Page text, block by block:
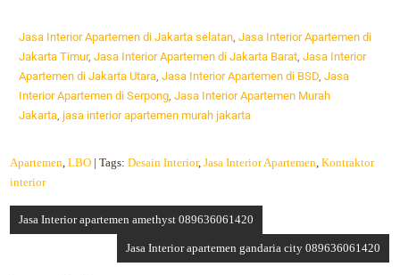
Jasa Interior Apartemen di Jakarta selatan,Jasa Interior Apartemen di
Jakarta Timur,Jasa Interior Apartemen di Jakarta Barat,Jasa Interior
Apartemen di Jakarta Utara,Jasa Interior Apartemen di BSD,Jasa
Interior Apartemen di Serpong, Jasa Interior Apartemen Murah
Jakarta, jasa interior apartemen murah jakarta
Apartemen,LBO | Tags:Desain Interior,Jasa Interior Apartemen,Kontraktor
interior
Jasa Interior apartemen amethyst 089636061420
Jasa Interior apartemen gandaria city 089636061420